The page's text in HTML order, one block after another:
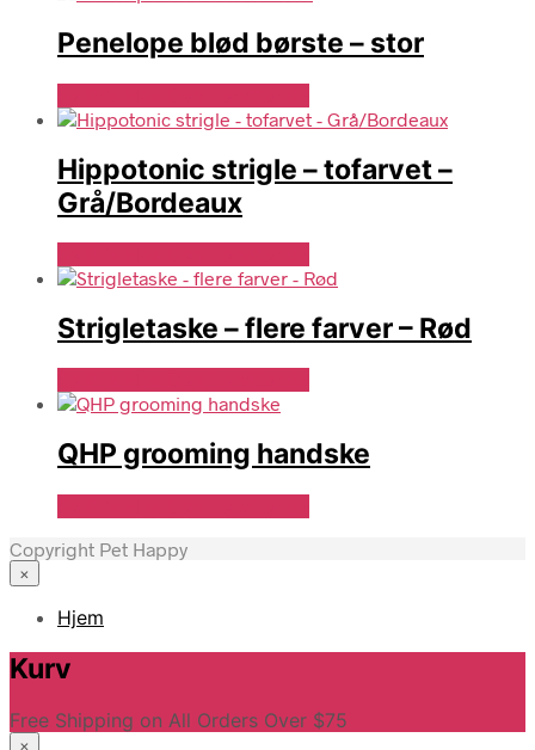
Penelope blød børste – stor
Hippotonic strigle – tofarvet –
Grå/Bordeaux
Strigletaske – flere farver – Rød
QHP grooming handske
Copyright Pet Happy
×
Hjem
Kurv
Free Shipping on All Orders Over $75
×